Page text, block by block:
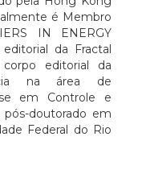
é Membro
IN ENERGY
da Fractal
editorial da
na área de
em Controle e
doutorado em
Federal do Rio